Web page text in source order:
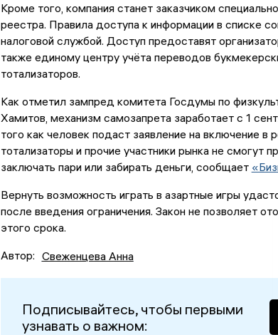
Кроме того, компания станет заказчиком
реестра. Правила доступа к информации в списке
налоговой службой. Доступ предоставят
также единому центру учёта переводов
тотализаторов.
Как отметил зампред комитета Госдумы по
Хамитов, механизм самозапрета заработает с 1
того как человек подаст заявление на включение в
тотализаторы и прочие участники рынка не смогут
заключать пари или забирать деньги, сообщает
Вернуть возможность играть в азартные игры
после введения ограничения. Закон не позволяет
этого срока.
Автор: Свеженцева Анна
Подписывайтесь, чтобы первыми
узнавать о важном: